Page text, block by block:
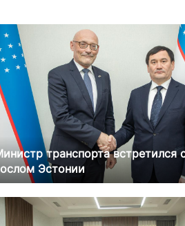
Разработка
документов,
гендерного
Гендерное
медиагалерея
транспорта встретился
Эстонии